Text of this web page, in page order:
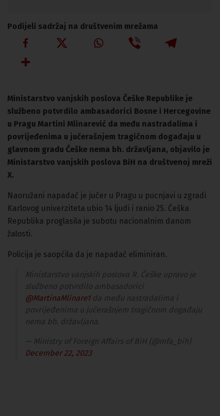
Podijeli sadržaj na društvenim mrežama
Ministarstvo vanjskih poslova Češke Republike je
službeno potvrdilo ambasadorici Bosne i Hercegovine
u Pragu Martini Mlinarević da među nastradalima i
povrijeđenima u jučerašnjem tragičnom događaju u
glavnom gradu Češke nema bh. državljana, objavilo je
Ministarstvo vanjskih poslova BiH na društvenoj mreži
X.
Naoružani napadač je jučer u Pragu u pucnjavi u zgradi
Karlovog univerziteta ubio 14 ljudi i ranio 25. Češka
Republika proglasila je subotu nacionalnim danom
žalosti.
Policija je saopćila da je napadač eliminiran.
Ministarstvo vanjskih poslova R. Češke upravo je
službeno potvrdilo ambasadorici
@MartinaMlinare1da među nastradalima i
povrijeđenima u jučerašnjem tragičnom događaju
nema bh. državljana.
— Ministry of Foreign Affairs of BiH (@mfa_bih)
December 22, 2023